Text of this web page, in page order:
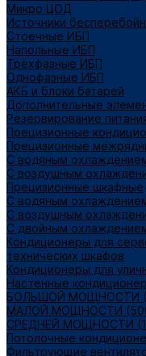
Микро ЦОД
Источники
Стоечные ИБП
Напольные ИБП
Трёхфазные ИБП
Однофазные ИБП
АКБ и блоки батарей
Дополнительные
Резервирование
Прецизионные
Прецизионные
С водяным
С воздушным
Прецизионные шкафные
С водяным
С воздушным
С двойным
Кондиционеры для
технических шкафов
Кондиционеры для
Настенные
БОЛЬШОЙ МОЩНОСТИ
МАЛОЙ МОЩНОСТИ
СРЕДНЕЙ МОЩНОСТИ
Потолочные
Фильтрующие